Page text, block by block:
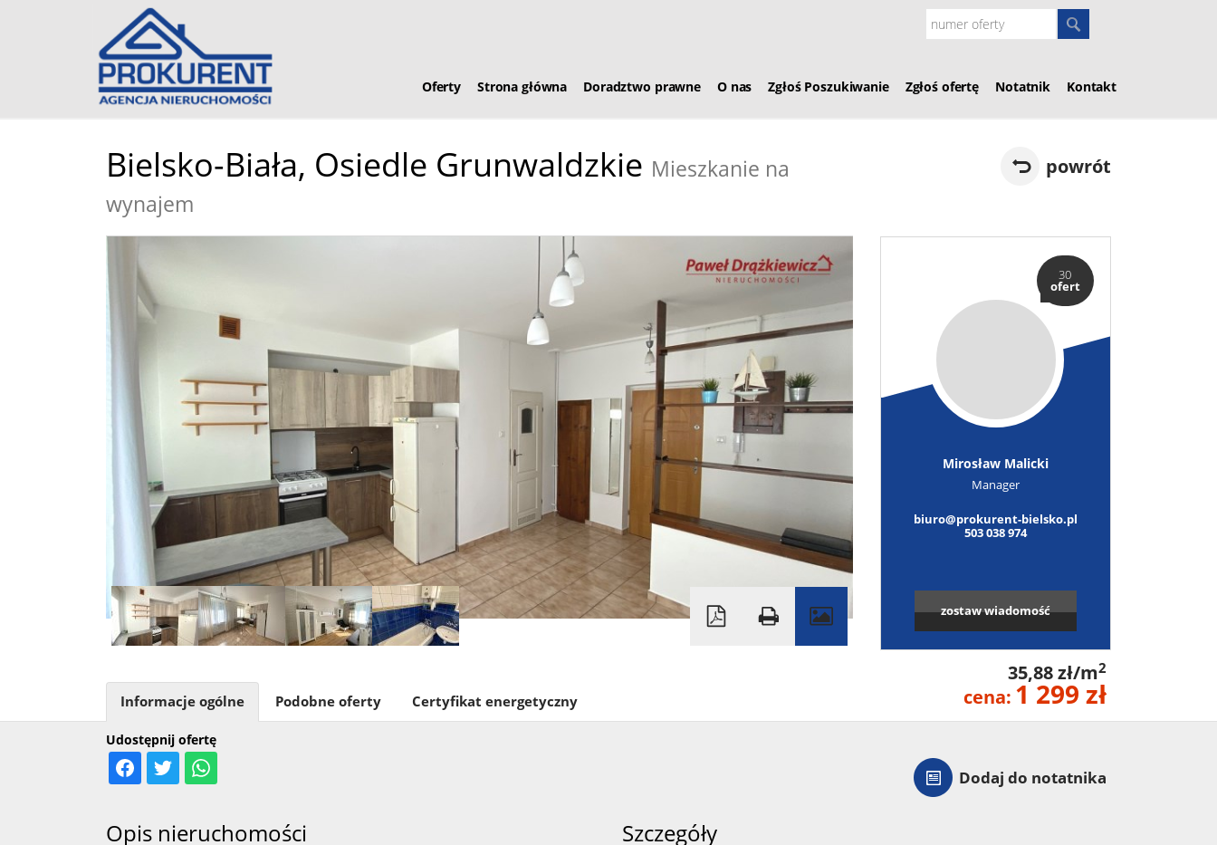
Oferty Strona główna Doradztwo prawne O nas Zgłoś Poszukiwanie Zgłoś ofertę Notatnik Kontakt
Bielsko-Biała, Osiedle Grunwaldzkie Mieszkanie na
wynajem
powrót
30
ofert
Mirosław Malicki
Manager
biuro@prokurent-bielsko.pl
503 038 974
zostaw wiadomość
35,88 zł/m2
cena: 1 299 zł
Dodaj do notatnika
Udostępnij ofertę
Informacje ogólne Podobne oferty Certyfikat energetyczny
Opis nieruchomości Szczegóły